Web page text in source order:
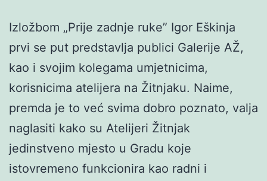
Izložbom „Prije zadnje ruke” Igor Eškinja
prvi se put predstavlja publici Galerije AŽ,
kao i svojim kolegama umjetnicima,
korisnicima atelijera na Žitnjaku. Naime,
premda je to već svima dobro poznato, valja
naglasiti kako su Atelijeri Žitnjak
jedinstveno mjesto u Gradu koje
istovremeno funkcionira kao radni i